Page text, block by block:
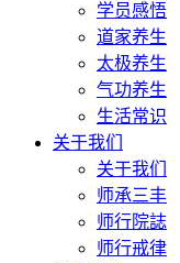
学员感悟
道家养生
太极养生
气功养生
生活常识
关于我们
关于我们
师承三丰
师行院誌
师行戒律